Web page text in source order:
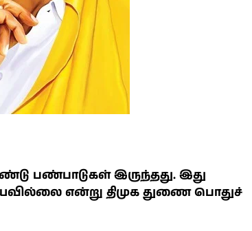
பண்பாடுகள் இருந்தது. இது
என்று திமுக துணை பொதுச்